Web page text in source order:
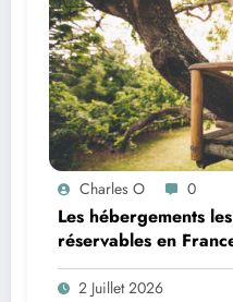
Charles O 0
Les hébergements
réservables en
2 Juillet 2026